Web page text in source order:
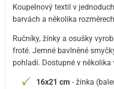
Koupelnový textil v
barvách a několika
Ručníky, žínky a osušky
froté. Jemné bavlněné
pohladí. Dostupné v několika
16x21 cm - žínka